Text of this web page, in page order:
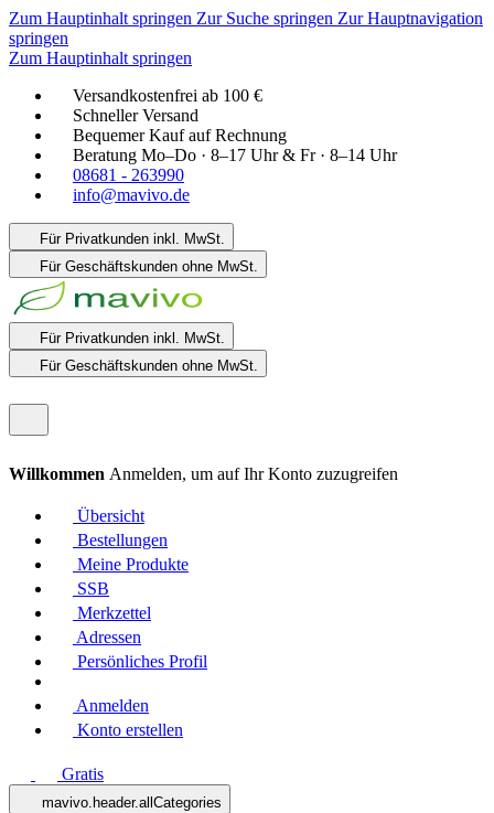
Zum Hauptinhalt springen Zur Suche springen Zur Hauptnavigation
springen
Zum Hauptinhalt springen
Versandkostenfrei ab 100 €
Schneller Versand
Bequemer Kauf auf Rechnung
Beratung Mo–Do · 8–17 Uhr & Fr · 8–14 Uhr
08681 - 263990
info@mavivo.de
Für Privatkunden inkl. MwSt.
Für Geschäftskunden ohne MwSt.
Für Privatkunden inkl. MwSt.
Für Geschäftskunden ohne MwSt.
Willkommen Anmelden, um auf Ihr Konto zuzugreifen
Übersicht
Bestellungen
Meine Produkte
SSB
Merkzettel
Adressen
Persönliches Profil
Anmelden
Konto erstellen
Gratis
mavivo.header.allCategories